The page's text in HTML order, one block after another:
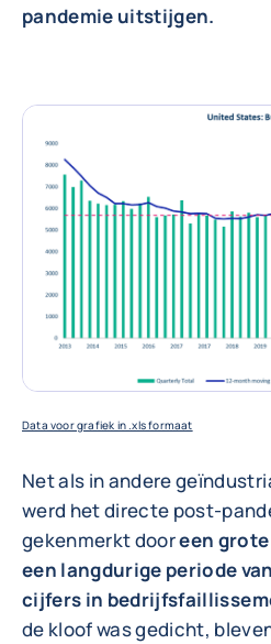
pandemie uitstijgen.
Data voor grafiek in .xls formaat
Net als in andere
werd het directe post-
gekenmerkt dooreen
een langdurige periode
cijfers in
de kloof was gedicht,